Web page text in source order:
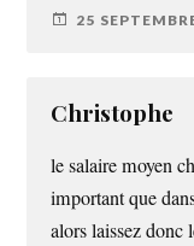
25
Christophe
le salaire moyen
important que
alors laissez donc